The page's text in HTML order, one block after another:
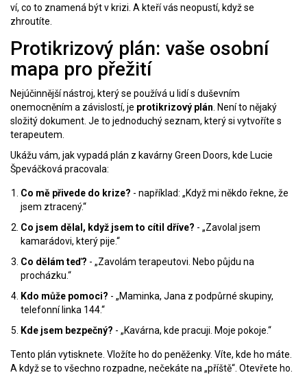
ví, co to znamená být v krizi. A kteří vás neopustí, když se
zhroutíte.
Protikrizový plán: vaše osobní
mapa pro přežití
Nejúčinnější nástroj, který se používá u lidí s duševním
onemocněním a závislostí, je protikrizový plán. Není to nějaký
složitý dokument. Je to jednoduchý seznam, který si vytvoříte s
terapeutem.
Ukážu vám, jak vypadá plán z kavárny Green Doors, kde Lucie
Špeváčková pracovala:
Co mě přivede do krize? - například: „Když mi někdo řekne, že
jsem ztracený.“
Co jsem dělal, když jsem to cítil dříve? - „Zavolal jsem
kamarádovi, který pije.“
Co dělám teď? - „Zavolám terapeutovi. Nebo půjdu na
procházku.“
Kdo může pomoci? - „Maminka, Jana z podpůrné skupiny,
telefonní linka 144.“
Kde jsem bezpečný? - „Kavárna, kde pracuji. Moje pokoje.“
Tento plán vytisknete. Vložíte ho do peněženky. Víte, kde ho máte.
A když se to všechno rozpadne, nečekáte na „příště“. Otevřete ho.